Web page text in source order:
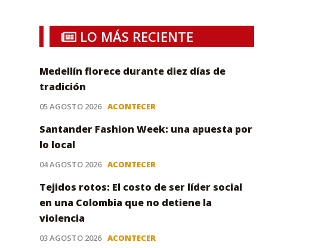
LO MÁS RECIENTE
Medellín florece durante diez días de
tradición
05 AGOSTO 2026 ACONTECER
Santander Fashion Week: una apuesta por
lo local
04 AGOSTO 2026 ACONTECER
Tejidos rotos: El costo de ser líder social
en una Colombia que no detiene la
violencia
03 AGOSTO 2026 ACONTECER